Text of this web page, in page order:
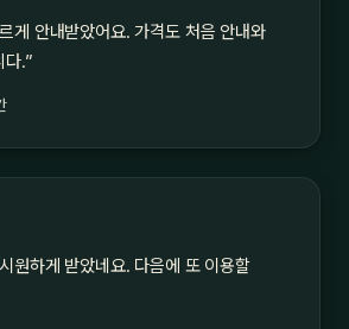
게 안내받았어요. 가격도 처음 안내와
다.”
원하게 받았네요. 다음에 또 이용할